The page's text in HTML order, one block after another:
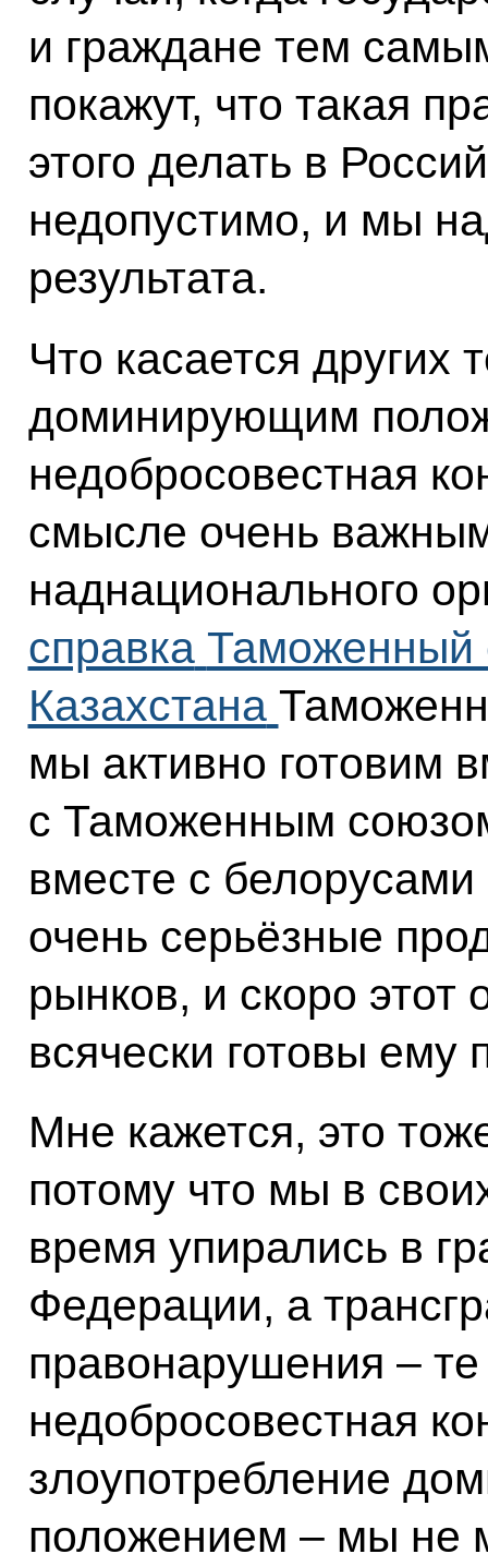
и граждане тем
покажут, что такая
этого делать в
недопустимо, и мы
результата.
Что касается других
доминирующим
недобросовестная
смысле очень
наднационального
справка Таможенный
Казахстана
мы активно готовим
с Таможенным
вместе с
очень серьёзные
рынков, и скоро этот
всячески готовы ему
Мне кажется, это
потому что мы в
время упирались в
Федерации, а
правонарушения –
недобросовестная
злоупотребление
положением – мы не